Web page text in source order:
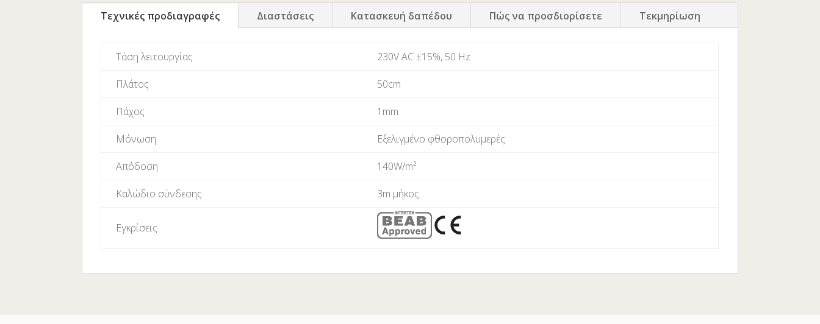
Τεχνικές προδιαγραφές Διαστάσεις Κατασκευή δαπέδου Πώς να προσδιορίσετε Τεκμηρίωση
Τάση λειτουργίας 230V AC ±15%, 50 Hz
Πλάτος 50cm
Πάχος 1mm
Μόνωση Εξελιγμένο φθοροπολυμερές
Απόδοση 140W/m²
Καλώδιο σύνδεσης 3m μήκος
Εγκρίσεις